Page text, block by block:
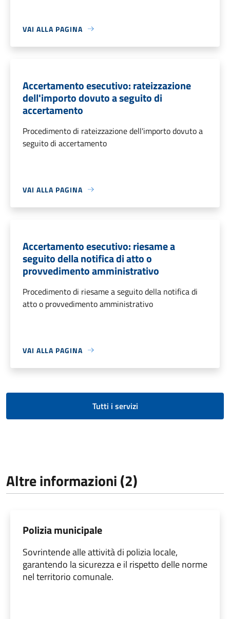
VAI ALLA PAGINA
Accertamento esecutivo: rateizzazione
dell'importo dovuto a seguito di
accertamento
Procedimento di rateizzazione dell'importo dovuto a
seguito di accertamento
VAI ALLA PAGINA
Accertamento esecutivo: riesame a
seguito della notifica di atto o
provvedimento amministrativo
Procedimento di riesame a seguito della notifica di
atto o provvedimento amministrativo
VAI ALLA PAGINA
Tutti i servizi
Altre informazioni (2)
Polizia municipale
Sovrintende alle attività di polizia locale,
garantendo la sicurezza e il rispetto delle norme
nel territorio comunale.